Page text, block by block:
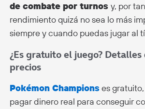
de combate por turnos y, por
rendimiento quizá no sea lo más
siempre y cuando puedas jugar al
¿Es gratuito el juego?
precios
Pokémon Championses
pagar dinero real para conseguir